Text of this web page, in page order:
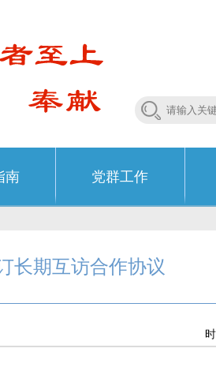
南 党群工作
长期互访合作协议